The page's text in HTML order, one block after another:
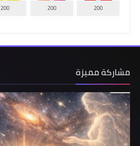
200
200
200
مشاركة مميزة